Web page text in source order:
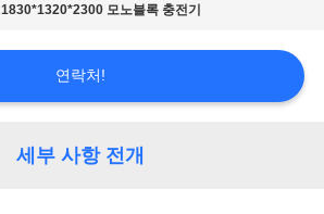
1830*1320*2300 모노블록 충전기
연락처!
세부 사항 전개